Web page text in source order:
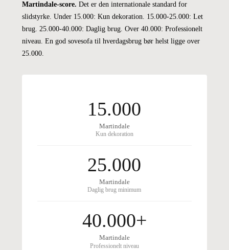
Martindale-score. Det er den internationale standard for
slidstyrke. Under 15.000: Kun dekoration. 15.000-25.000: Let
brug. 25.000-40.000: Daglig brug. Over 40.000: Professionelt
niveau. En god sovesofa til hverdagsbrug bør helst ligge over
25.000.
15.000
Martindale
Kun dekoration
25.000
Martindale
Daglig brug minimum
40.000+
Martindale
Professionelt niveau